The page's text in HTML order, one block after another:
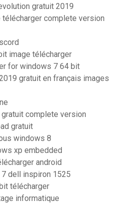
gratuit 2019
télécharger complete version
image télécharger
for windows 7 64 bit
gratuit en français images
complete version
gratuit
windows 8
xp embedded
android
dell inspiron 1525
télécharger
informatique